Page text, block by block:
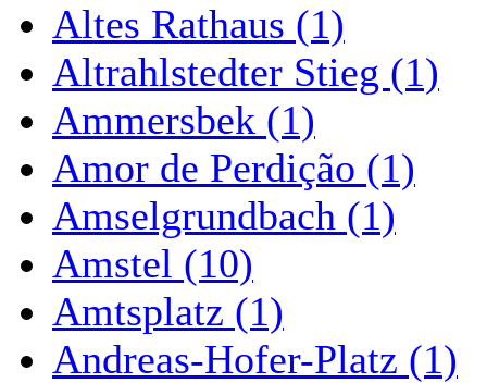
Altes Rathaus (1)
Altrahlstedter Stieg (1)
Ammersbek (1)
Amor de Perdição (1)
Amselgrundbach (1)
Amstel (10)
Amtsplatz (1)
Andreas-Hofer-Platz (1)